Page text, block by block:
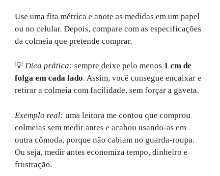
Use uma fita métrica e anote as medidas em um papel
ou no celular. Depois, compare com as especificações
da colmeia que pretende comprar.
💡 Dica prática: sempre deixe pelo menos 1 cm de
folga em cada lado. Assim, você consegue encaixar e
retirar a colmeia com facilidade, sem forçar a gaveta.
Exemplo real: uma leitora me contou que comprou
colmeias sem medir antes e acabou usando-as em
outra cômoda, porque não cabiam no guarda-roupa.
Ou seja, medir antes economiza tempo, dinheiro e
frustração.